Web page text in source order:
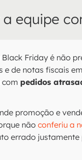
a equipe
Friday é não
de notas fiscais
com pedidos
promoção e
não conferiu a
errado